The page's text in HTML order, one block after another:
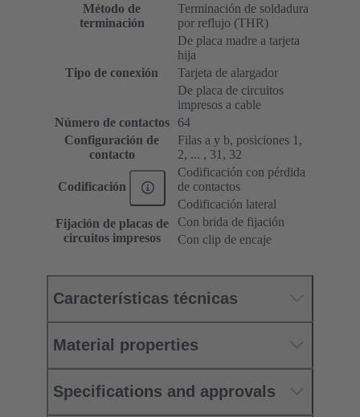
Método de
terminación
Terminación de soldadura
por reflujo (THR)
Tipo de conexión
De placa madre a tarjeta
hija
Tarjeta de alargador
De placa de circuitos
impresos a cable
Número de contactos
64
Configuración de
contacto
Filas a y b, posiciones 1,
2, ... , 31, 32
Codificación
Codificación con pérdida
de contactos
Codificación lateral
Fijación de placas de
circuitos impresos
Con brida de fijación
Con clip de encaje
Características técnicas
Material properties
Specifications and approvals